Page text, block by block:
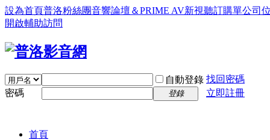
設為首頁普洛粉絲團音響論壇＆PRIME AV新視聽訂購單公司
開啟輔助訪問
自動登錄 找回密碼
密碼
登錄 立即註冊
首頁